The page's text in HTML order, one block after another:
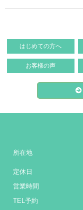
はじめての方へ
お客様の声
所在地
定休日
営業時間
TEL予約